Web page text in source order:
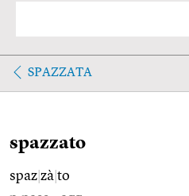
SPAZZATA
spazzato
spaz zà to